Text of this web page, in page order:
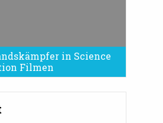
in Science
Filmen